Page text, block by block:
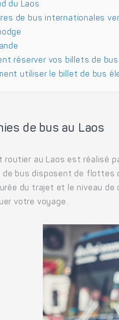
du Laos
de bus internationales
réserver vos billets de
utiliser le billet de bus
de bus au Laos
routier au Laos est réalisé
de bus disposent de flottes
du trajet et le niveau
votre voyage.